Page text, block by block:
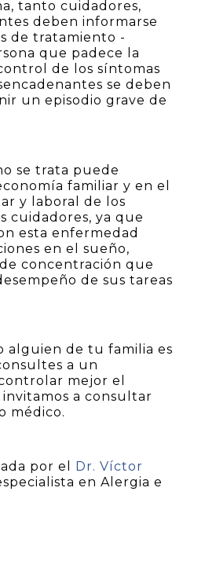
tanto cuidadores,
deben informarse
de tratamiento -
que padece la
de los síntomas
se deben
un episodio grave de
se trata puede
familiar y en el
y laboral de los
cuidadores, ya que
esta enfermedad
en el sueño,
concentración que
de sus tareas
alguien de tu familia es
a un
mejor el
a consultar
médico.
por el Dr. Víctor
en Alergia e